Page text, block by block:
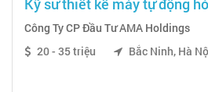
Công Ty CP Đầu Tư AMA Holdings
20 - 35 triệu
Bắc Ninh, Hà